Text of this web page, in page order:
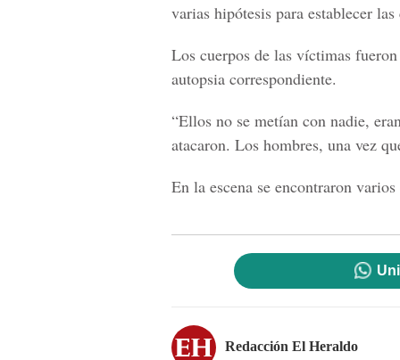
varias hipótesis para establecer las
Los cuerpos de las víctimas
autopsia correspondiente.
“Ellos no se metían con nadie,
atacaron. Los hombres, una vez
En la escena se encontraron
Redacción El Heraldo